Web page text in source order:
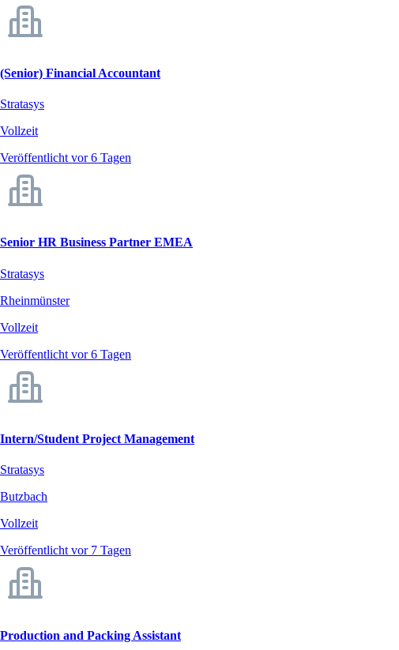
(Senior) Financial Accountant
Stratasys
Vollzeit
Veröffentlicht vor 6 Tagen
Senior HR Business Partner EMEA
Stratasys
Rheinmünster
Vollzeit
Veröffentlicht vor 6 Tagen
Intern/Student Project Management
Stratasys
Butzbach
Vollzeit
Veröffentlicht vor 7 Tagen
Production and Packing Assistant